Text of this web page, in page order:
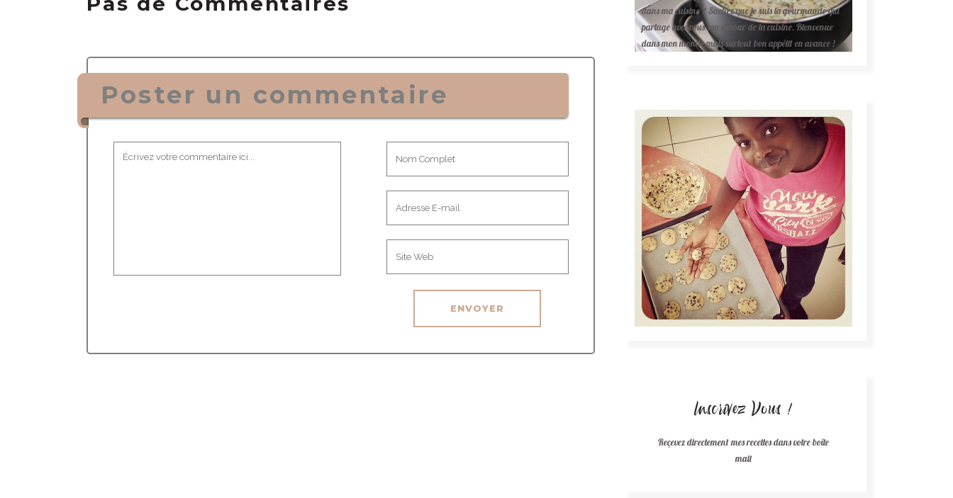
Poster un commentaire
dans ma cuisine ? Sachez que je suis la gourmande qui
partage avec vous son amour de la cuisine. Bienvenue
dans mon monde mais surtout bon appétit en avance !
Inscrivez Vous !
Reçevez directement mes recettes dans votre boîte
mail